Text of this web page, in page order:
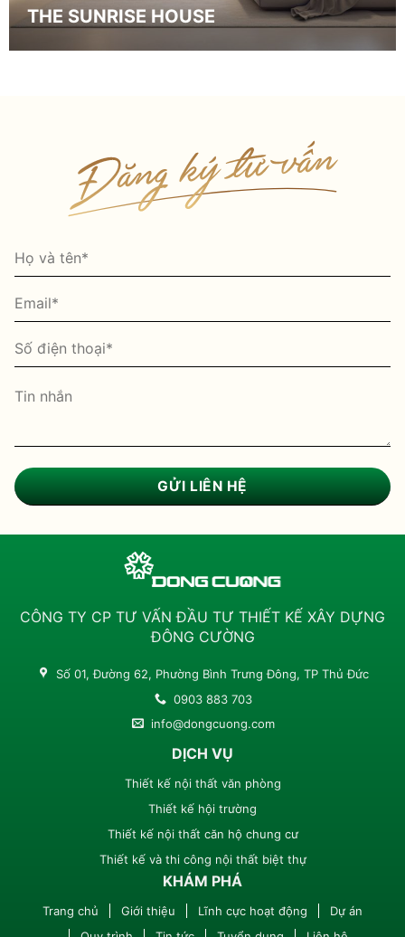
THE SUNRISE HOUSE
CÔNG TY CP TƯ VẤN ĐẦU TƯ THIẾT KẾ XÂY DỰNG
ĐÔNG CƯỜNG
Số 01, Đường 62, Phường Bình Trưng Đông, TP Thủ Đức
0903 883 703
info@dongcuong.com
DỊCH VỤ
Thiết kế nội thất văn phòng
Thiết kế hội trường
Thiết kế nội thất căn hộ chung cư
Thiết kế và thi công nội thất biệt thự
KHÁM PHÁ
Trang chủ Giới thiệu Lĩnh cực hoạt động
Dự án